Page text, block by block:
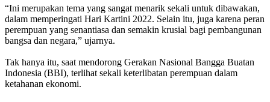
“Ini merupakan tema yang sangat menarik sekali untuk dibawakan,
dalam memperingati Hari Kartini 2022. Selain itu, juga karena peran
perempuan yang senantiasa dan semakin krusial bagi pembangunan
bangsa dan negara,” ujarnya.
Tak hanya itu, saat mendorong Gerakan Nasional Bangga Buatan
Indonesia (BBI), terlihat sekali keterlibatan perempuan dalam
ketahanan ekonomi.